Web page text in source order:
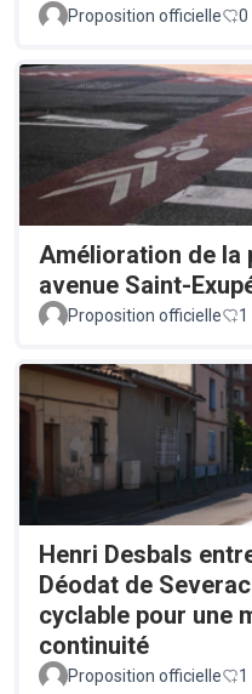
Proposition officielle
0
Amélioration de la
avenue Saint-
Proposition officielle 1
Henri Desbals
Déodat de
cyclable pour une
continuité
Proposition officielle 1